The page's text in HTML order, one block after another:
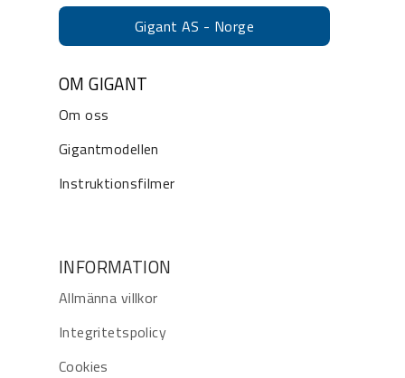
Gigant AS - Norge
OM GIGANT
Om oss
Gigantmodellen
Instruktionsfilmer
INFORMATION
Allmänna villkor
Integritetspolicy
Cookies